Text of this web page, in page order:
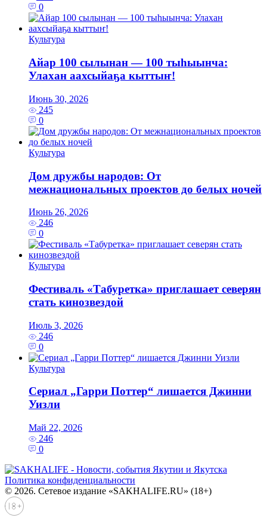
0
Культура
Айар 100 сылынан — 100 тыһыынча:
Улахан аахсыйаҕа кыттыҥ!
Июнь 30, 2026
245
0
Культура
Дом дружбы народов: От
межнациональных проектов до белых ночей
Июнь 26, 2026
246
0
Культура
Фестиваль «Табуретка» приглашает северян
стать кинозвездой
Июль 3, 2026
246
0
Культура
Сериал „Гарри Поттер“ лишается Джинни
Уизли
Май 22, 2026
246
0
Политика конфиденциальности
© 2026. Сетевое издание «SAKHALIFE.RU» (18+)